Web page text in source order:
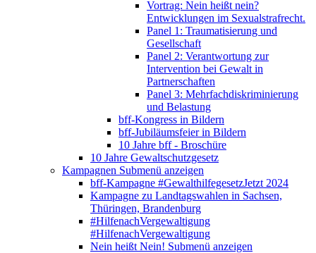
Vortrag: Nein heißt nein?
Entwicklungen im Sexualstrafrecht.
Panel 1: Traumatisierung und
Gesellschaft
Panel 2: Verantwortung zur
Intervention bei Gewalt in
Partnerschaften
Panel 3: Mehrfachdiskriminierung
und Belastung
bff-Kongress in Bildern
bff-Jubiläumsfeier in Bildern
10 Jahre bff - Broschüre
10 Jahre Gewaltschutzgesetz
Kampagnen Submenü anzeigen
bff-Kampagne #GewalthilfegesetzJetzt 2024
Kampagne zu Landtagswahlen in Sachsen,
Thüringen, Brandenburg
#HilfenachVergewaltigung
#HilfenachVergewaltigung
Nein heißt Nein! Submenü anzeigen